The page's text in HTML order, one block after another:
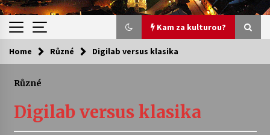
Kam za kulturou?
Kam za kulturou?
Sukuba Ensemble
4. 8. 2026
Home Různé Digilab versus klasika
Různé
Digilab versus klasika